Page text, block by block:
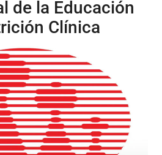
de la Educación
Clínica